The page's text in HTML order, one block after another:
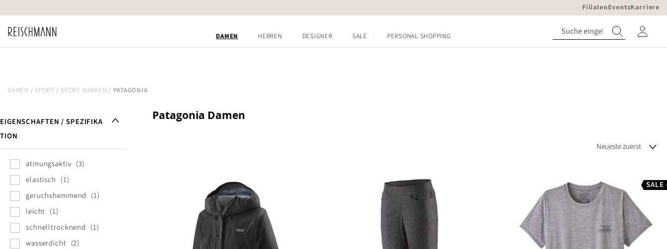
Inhalt
springen
FilialenEventsKarriere
DAMEN HERREN DESIGNER SALE PERSONAL SHOPPING
DAMEN SPORT SPORT MARKEN PATAGONIA
Patagonia Damen
SALE
EIGENSCHAFTEN / SPEZIFIKA
TION
atmungsaktiv
3
elastisch
1
geruchshemmend
1
leicht
1
schnelltrocknend
1
wasserdicht
2